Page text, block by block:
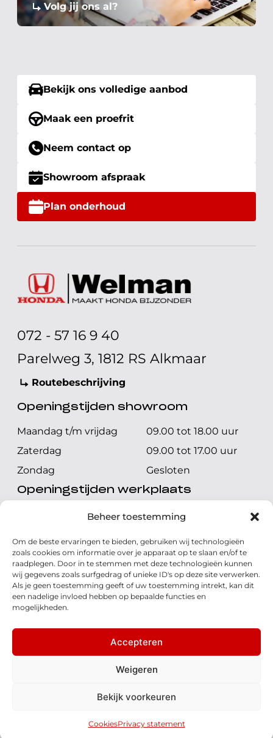
Beheer toestemming
Om de beste ervaringen te bieden, gebruiken wij technologieën
zoals cookies om informatie over je apparaat op te slaan en/of te
raadplegen. Door in te stemmen met deze technologieën kunnen
wij gegevens zoals surfgedrag of unieke ID's op deze site verwerken.
Als je geen toestemming geeft of uw toestemming intrekt, kan dit
een nadelige invloed hebben op bepaalde functies en
mogelijkheden.
Accepteren
Weigeren
Bekijk voorkeuren
CookiesPrivacy statement
Volg jij ons al?
Bekijk ons volledige aanbod
Maak een proefrit
Neem contact op
Showroom afspraak
Plan onderhoud
072 - 57 16 9 40
Parelweg 3, 1812 RS Alkmaar
Routebeschrijving
Openingstijden showroom
Maandag t/m vrijdag
09.00 tot 18.00 uur
Zaterdag
09.00 tot 17.00 uur
Zondag
Gesloten
Openingstijden werkplaats
Maandag t/m vrijdag
08.00 tot 17.00 uur
Zondag
Gesloten
Volg ons
© 2026 - Honda Welman
Algemene voorwaarden
Realisatie: QStylez